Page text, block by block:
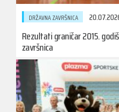
DRŽAVNA ZAVRŠNICA
Rezultati graničar 2015.
završnica